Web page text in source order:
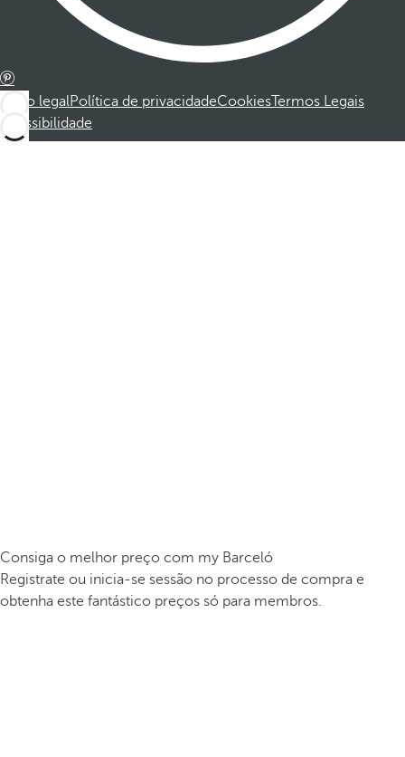
Aviso legalPolítica de privacidadeCookiesTermos Legais
Acessibilidade
Consiga o melhor preço com my Barceló
Registrate ou inicia-se sessão no processo de compra e
obtenha este fantástico preços só para membros.